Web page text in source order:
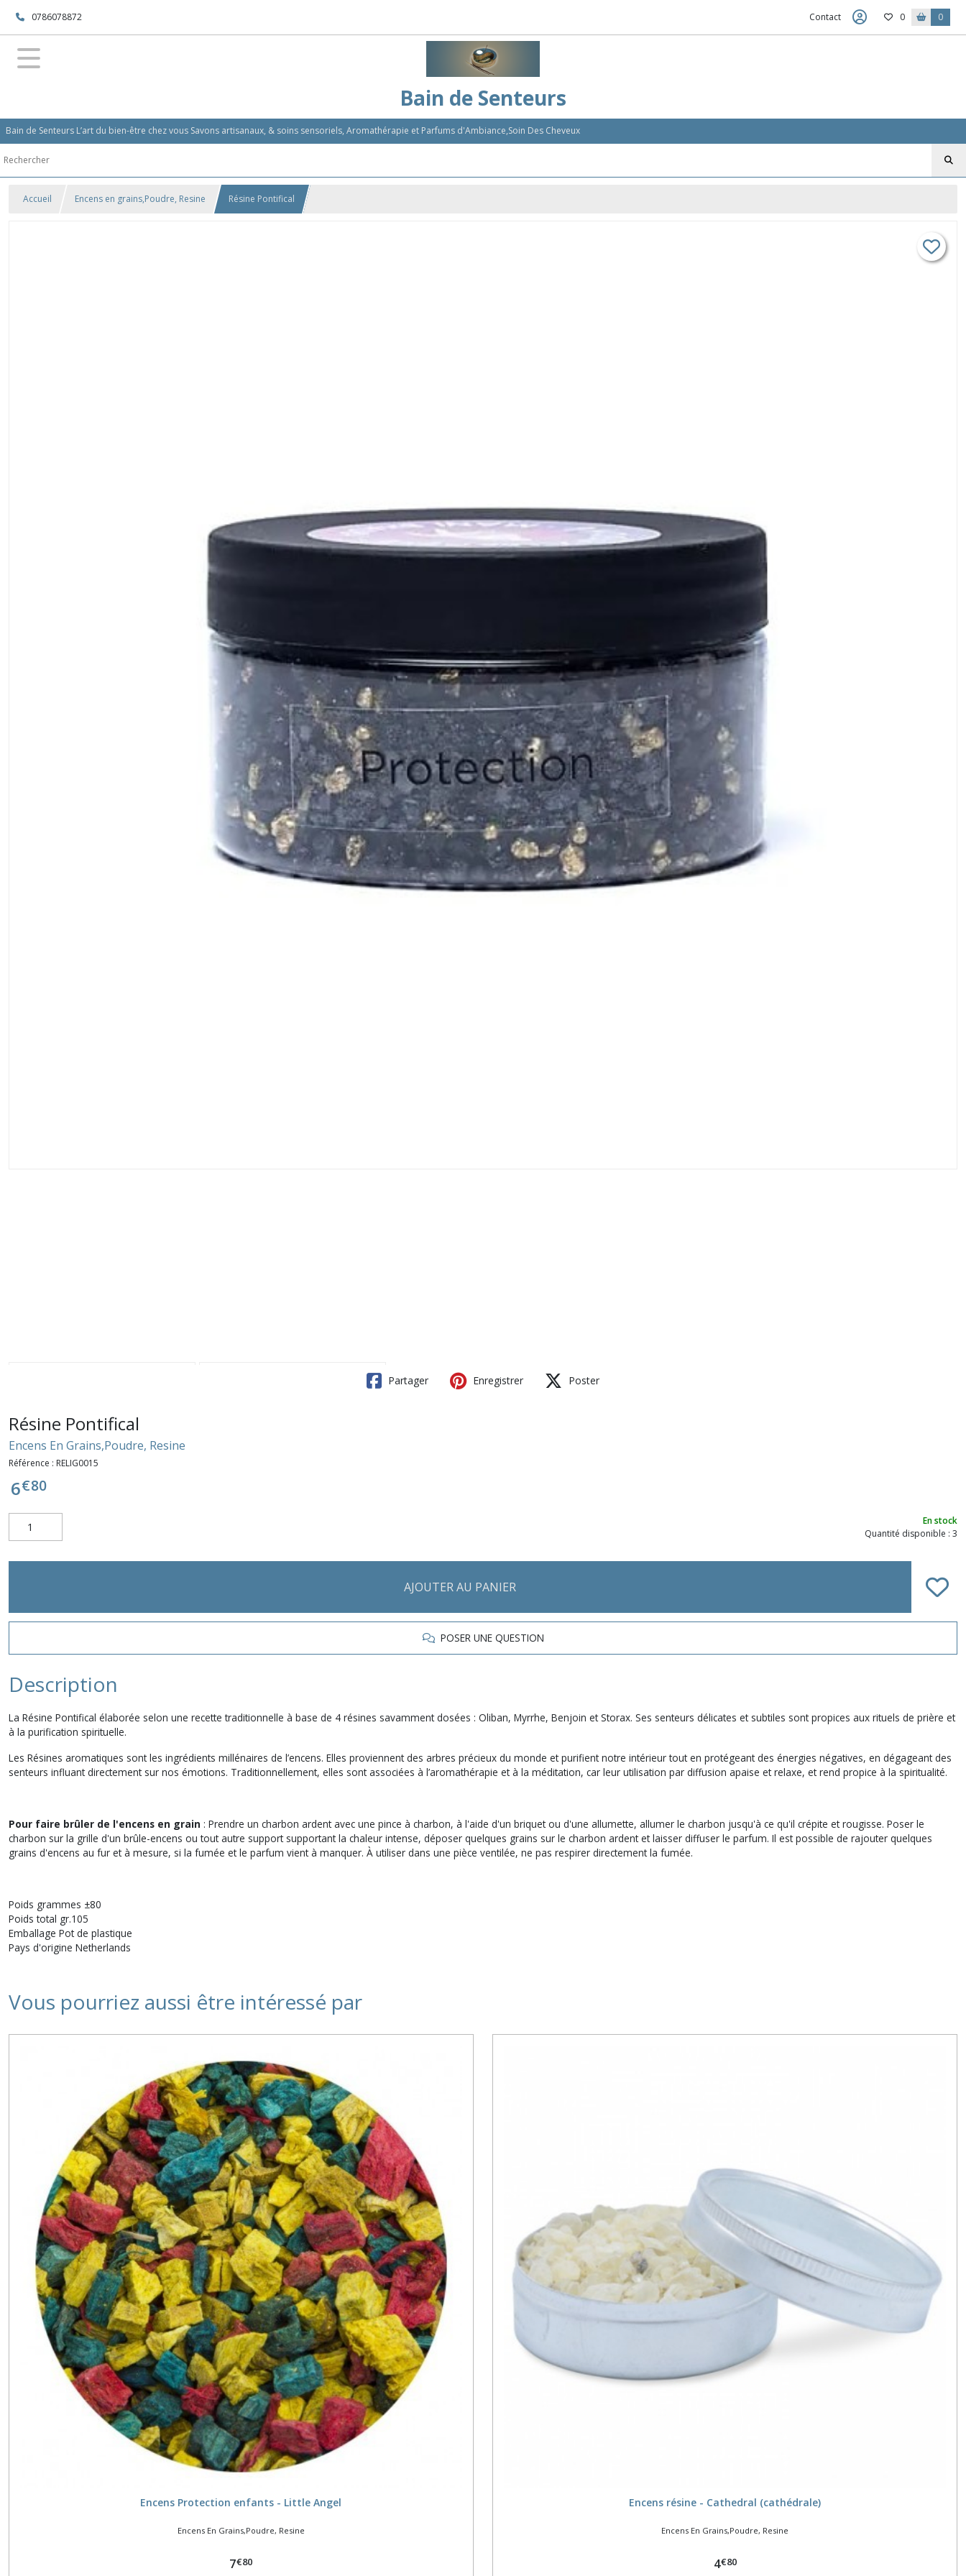
0786078872 Contact 0 0
Bain de Senteurs
Bain de Senteurs L’art du bien-être chez vous Savons artisanaux, & soins sensoriels, Aromathérapie et Parfums d'Ambiance,Soin Des Cheveux
Accueil Encens en grains,Poudre, Resine Résine Pontifical
Partager Enregistrer Poster
Résine Pontifical
Encens En Grains,Poudre, Resine
Référence : RELIG0015
6€80
En stock
Quantité disponible : 3
AJOUTER AU PANIER
POSER UNE QUESTION
Description
La Résine Pontifical élaborée selon une recette traditionnelle à base de 4 résines savamment dosées : Oliban, Myrrhe, Benjoin et Storax. Ses senteurs délicates et subtiles sont propices aux rituels de prière et
à la purification spirituelle.
Les Résines aromatiques sont les ingrédients millénaires de l’encens. Elles proviennent des arbres précieux du monde et purifient notre intérieur tout en protégeant des énergies négatives, en dégageant des
senteurs influant directement sur nos émotions. Traditionnellement, elles sont associées à l’aromathérapie et à la méditation, car leur utilisation par diffusion apaise et relaxe, et rend propice à la spiritualité.
Pour faire brûler de l'encens en grain : Prendre un charbon ardent avec une pince à charbon, à l'aide d'un briquet ou d'une allumette, allumer le charbon jusqu'à ce qu'il crépite et rougisse. Poser le
charbon sur la grille d'un brûle-encens ou tout autre support supportant la chaleur intense, déposer quelques grains sur le charbon ardent et laisser diffuser le parfum. Il est possible de rajouter quelques
grains d'encens au fur et à mesure, si la fumée et le parfum vient à manquer. À utiliser dans une pièce ventilée, ne pas respirer directement la fumée.
Poids grammes ±80
Poids total gr.105
Emballage Pot de plastique
Pays d'origine Netherlands
Vous pourriez aussi être intéressé par
Encens Protection enfants - Little Angel
Encens En Grains,Poudre, Resine
7€80
Encens résine - Cathedral (cathédrale)
Encens En Grains,Poudre, Resine
4€80